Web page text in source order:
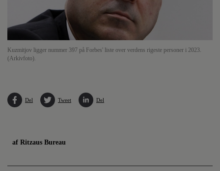
Kuzmitjov ligger nummer 397 på Forbes' liste over verdens rigeste personer i 2023.
(Arkivfoto).
Del Tweet Del
af Ritzaus Bureau